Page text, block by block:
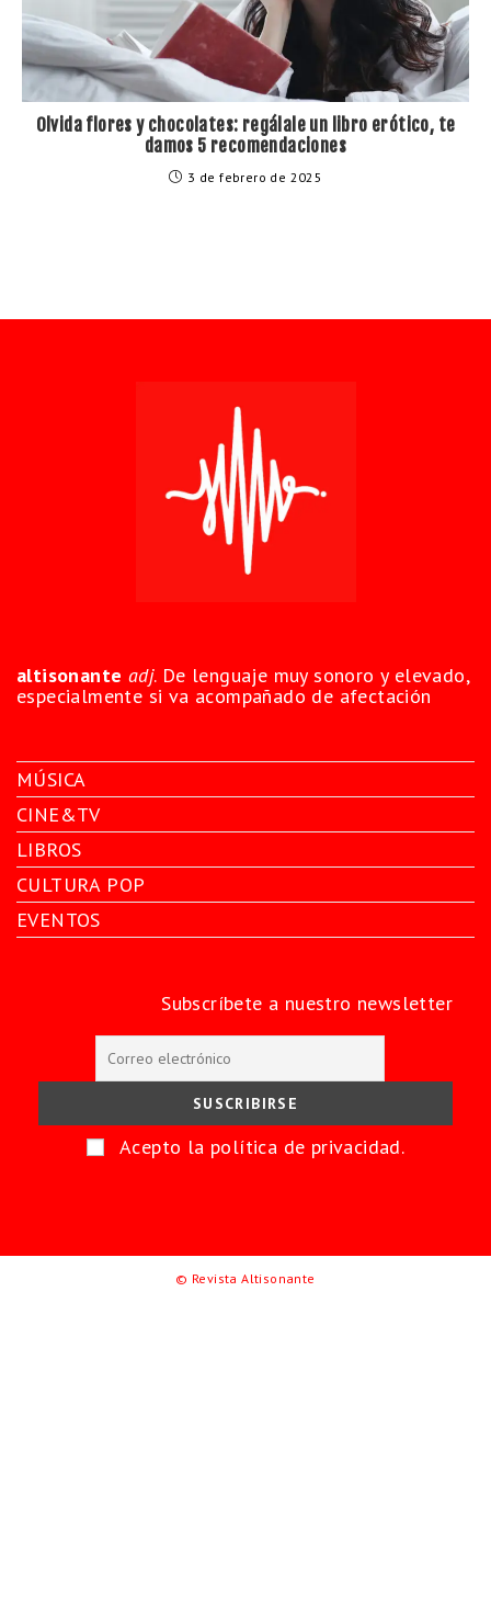
Olvida flores y chocolates: regálale un libro erótico, te
damos 5 recomendaciones
3 de febrero de 2025
altisonante adj. De lenguaje muy sonoro y elevado,
especialmente si va acompañado de afectación
MÚSICA
CINE&TV
LIBROS
CULTURA POP
EVENTOS
Subscríbete a nuestro newsletter
Acepto la política de privacidad.
© Revista Altisonante